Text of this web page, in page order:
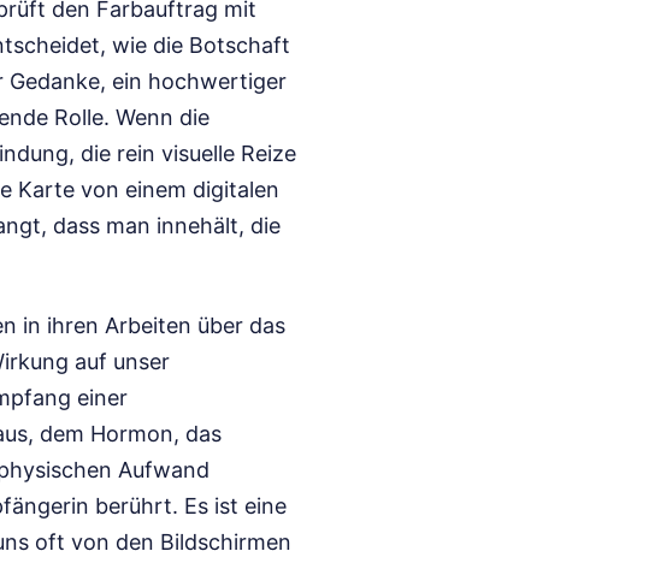
den Farbauftrag mit
wie die Botschaft
ein hochwertiger
Rolle. Wenn die
die rein visuelle Reize
Karte von einem digitalen
dass man innehält, die
in ihren Arbeiten über das
auf unser
einer
dem Hormon, das
Aufwand
berührt. Es ist eine
oft von den Bildschirmen